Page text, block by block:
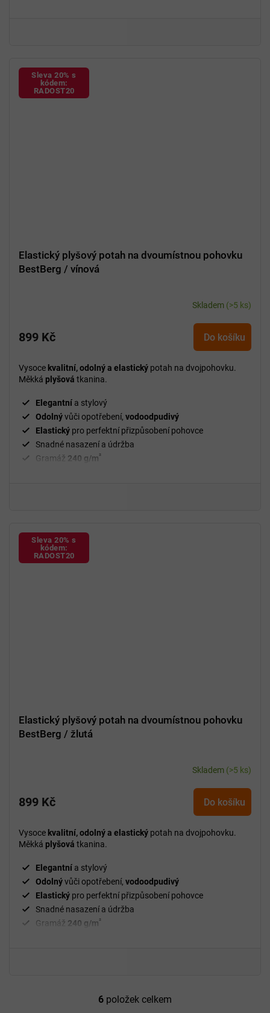
Sleva 20% s
kódem:
RADOST20
Elastický plyšový potah na dvoumístnou pohovku
BestBerg / vínová
Skladem (>5 ks)
899 Kč Do košíku
Vysoce kvalitní, odolný a elastický potah na dvojpohovku.
Měkká plyšová tkanina.
Elegantní a stylový
Odolnývůči opotřebení, vodoodpudivý
Elastický pro perfektní přizpůsobení pohovce
Snadné nasazení a údržba
Gramáž 240 g/m²
Sleva 20% s
kódem:
RADOST20
Elastický plyšový potah na dvoumístnou pohovku
BestBerg / žlutá
Skladem (>5 ks)
899 Kč Do košíku
Vysoce kvalitní, odolný a elastický potah na dvojpohovku.
Měkká plyšová tkanina.
Elegantní a stylový
Odolnývůči opotřebení, vodoodpudivý
Elastický pro perfektní přizpůsobení pohovce
Snadné nasazení a údržba
Gramáž 240 g/m²
O
6 položek celkem